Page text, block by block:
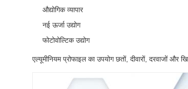
औद्योगिक व्यापार
नई ऊर्जा उद्योग
फोटोवोल्टिक उद्योग
एल्यूमीनियम प्रोफाइल का उपयोग छतों, दीवारों, दरवाजों